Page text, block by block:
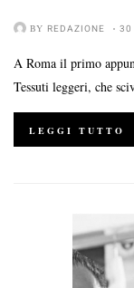
BY REDAZIONE 30
A Roma il primo
Tessuti leggeri, che
LEGGI TUTTO